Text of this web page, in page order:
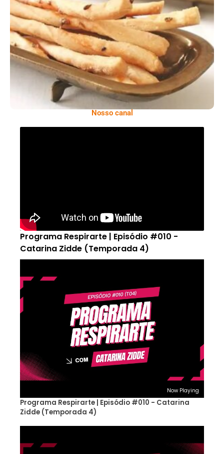
Comer Bem: Palitinhos De Cebola E Salsa
Nosso canal
Programa Respirarte | Episódio #010 -
Catarina Zidde (Temporada 4)
Now Playing
Programa Respirarte | Episódio #010 - Catarina
Zidde (Temporada 4)